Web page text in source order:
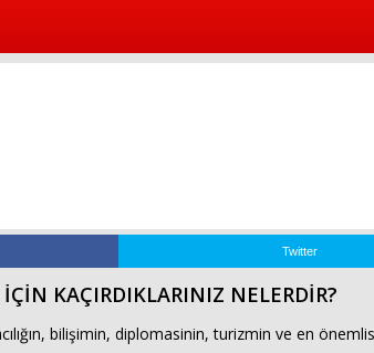
Twitter
KAÇIRDIKLARINIZ NELERDİR?
bilişimin, diplomasinin, turizmin ve en